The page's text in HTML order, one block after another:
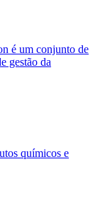
é um conjunto de
gestão da
químicos e